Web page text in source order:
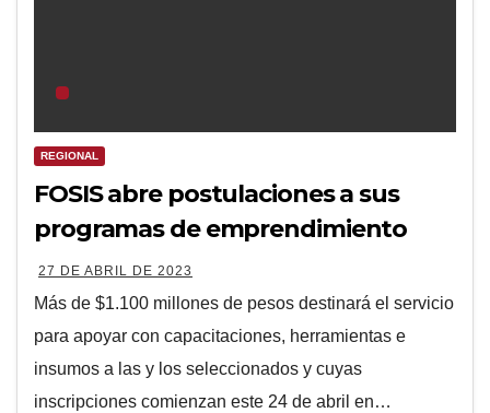
REGIONAL
FOSIS abre postulaciones a sus
programas de emprendimiento
27 DE ABRIL DE 2023
Más de $1.100 millones de pesos destinará el servicio
para apoyar con capacitaciones, herramientas e
insumos a las y los seleccionados y cuyas
inscripciones comienzan este 24 de abril en…